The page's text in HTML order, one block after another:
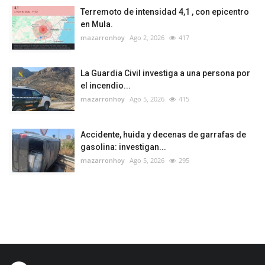
Terremoto de intensidad 4,1 , con epicentro
en Mula.
mazarronhoy Ago 2, 2026 417
La Guardia Civil investiga a una persona por
el incendio...
mazarronhoy Ago 5, 2026 415
Accidente, huida y decenas de garrafas de
gasolina: investigan...
mazarronhoy Ago 5, 2026 295